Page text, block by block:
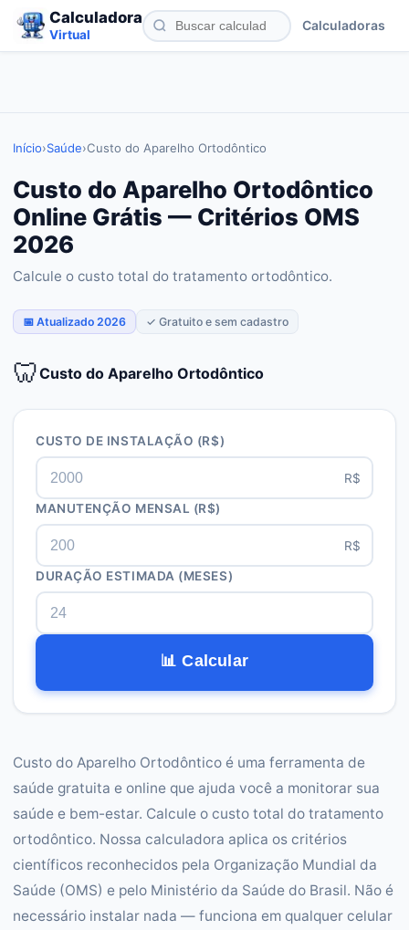
Calculadora
Virtual
Calculadoras
Início›Saúde›Custo do Aparelho Ortodôntico
Custo do Aparelho Ortodôntico
Online Grátis — Critérios OMS
2026
Calcule o custo total do tratamento ortodôntico.
📅 Atualizado 2026 ✓ Gratuito e sem cadastro
🦷Custo do Aparelho Ortodôntico
CUSTO DE INSTALAÇÃO (R$)
R$
MANUTENÇÃO MENSAL (R$)
R$
DURAÇÃO ESTIMADA (MESES)
📊 Calcular
Custo do Aparelho Ortodôntico é uma ferramenta de
saúde gratuita e online que ajuda você a monitorar sua
saúde e bem-estar. Calcule o custo total do tratamento
ortodôntico. Nossa calculadora aplica os critérios
científicos reconhecidos pela Organização Mundial da
Saúde (OMS) e pelo Ministério da Saúde do Brasil. Não é
necessário instalar nada — funciona em qualquer celular